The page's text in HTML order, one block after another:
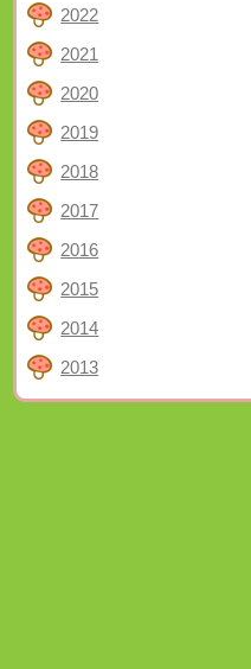
2022
2021
2020
2019
2018
2017
2016
2015
2014
2013